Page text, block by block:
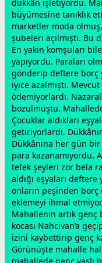
dükkân işletiyordu.
büyümesine tanıklık
marketler moda
şubeleri açılmıştı.
En yakın komşuları
yapıyordu. Paraları
gönderip deftere borç
iyice azalmıştı.
ödemiyorlardı.
bozulmuştu.
Çocuklar aldıkları
getiriyorlardı.
Dükkânına her gün
para kazanamıyordu.
tefek şeyleri zor bela
aldığı eşyaları
onların peşinden
eklemeyi ihmal
Mahallenin artık genç
kocası Nahcivan’a
izini kaybettirip genç
Görünüşte mahalle